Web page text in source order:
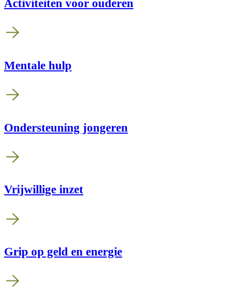
Activiteiten voor ouderen
Mentale hulp
Ondersteuning jongeren
Vrijwillige inzet
Grip op geld en energie